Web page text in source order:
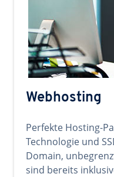
Webhosting
Perfekte Hosting-
Technologie und
Domain,
sind bereits